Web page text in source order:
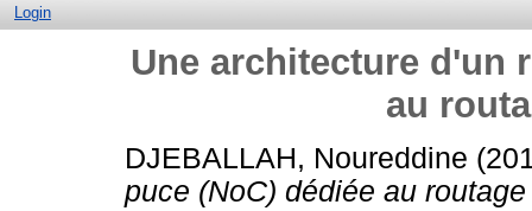
Login
Une architecture d'un
au
DJEBALLAH, Noureddine
puce (NoC) dédiée au